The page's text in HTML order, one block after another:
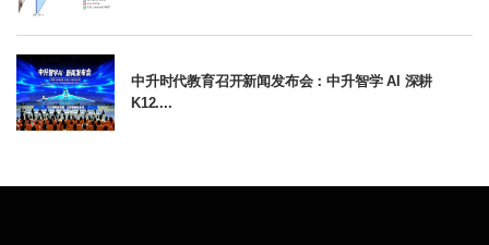
中升时代教育召开新闻发布会：中升智学 AI 深耕
K12....